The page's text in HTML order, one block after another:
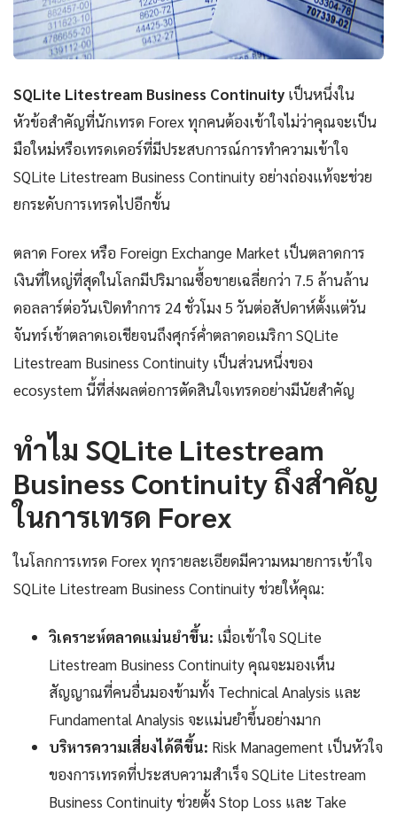
SQLite Litestream Business Continuity เป็นหนึ่งใน
หัวข้อสำคัญที่นักเทรด Forex ทุกคนต้องเข้าใจไม่ว่าคุณจะเป็น
มือใหม่หรือเทรดเดอร์ที่มีประสบการณ์การทำความเข้าใจ
SQLite Litestream Business Continuity อย่างถ่องแท้จะช่วย
ยกระดับการเทรดไปอีกขั้น
ตลาด Forex หรือ Foreign Exchange Market เป็นตลาดการ
เงินที่ใหญ่ที่สุดในโลกมีปริมาณซื้อขายเฉลี่ยกว่า 7.5 ล้านล้าน
ดอลลาร์ต่อวันเปิดทำการ 24 ชั่วโมง 5 วันต่อสัปดาห์ตั้งแต่วัน
จันทร์เช้าตลาดเอเชียจนถึงศุกร์ค่ำตลาดอเมริกา SQLite
Litestream Business Continuity เป็นส่วนหนึ่งของ
ecosystem นี้ที่ส่งผลต่อการตัดสินใจเทรดอย่างมีนัยสำคัญ
ทำไม SQLite Litestream
Business Continuity ถึงสำคัญ
ในการเทรด Forex
ในโลกการเทรด Forex ทุกรายละเอียดมีความหมายการเข้าใจ
SQLite Litestream Business Continuity ช่วยให้คุณ:
วิเคราะห์ตลาดแม่นยำขึ้น: เมื่อเข้าใจ SQLite
Litestream Business Continuity คุณจะมองเห็น
สัญญาณที่คนอื่นมองข้ามทั้ง Technical Analysis และ
Fundamental Analysis จะแม่นยำขึ้นอย่างมาก
บริหารความเสี่ยงได้ดีขึ้น: Risk Management เป็นหัวใจ
ของการเทรดที่ประสบความสำเร็จ SQLite Litestream
Business Continuity ช่วยตั้ง Stop Loss และ Take